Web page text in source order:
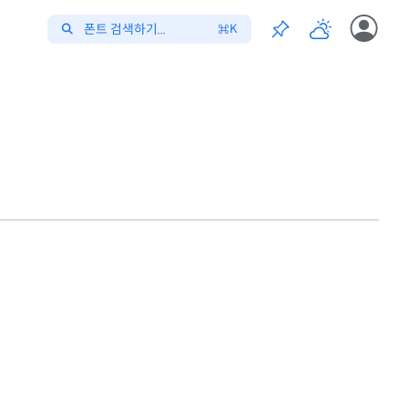
폰트 검색하기... K